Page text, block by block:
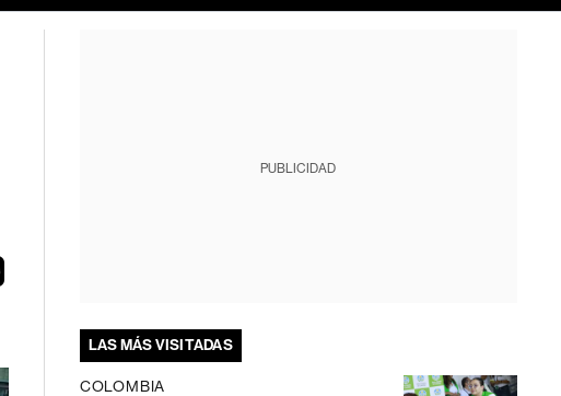
PUBLICIDAD
LAS MÁS VISITADAS
COLOMBIA